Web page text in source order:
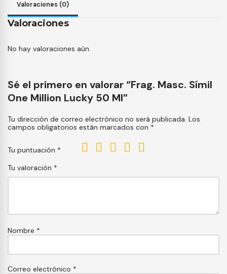
Valoraciones (0)
Valoraciones
No hay valoraciones aún.
Sé el primero en valorar “Frag. Masc. Símil
One Million Lucky 50 Ml”
Tu dirección de correo electrónico no será publicada. Los
campos obligatorios están marcados con *
Tu puntuación *
Tu valoración *
Nombre *
Correo electrónico *